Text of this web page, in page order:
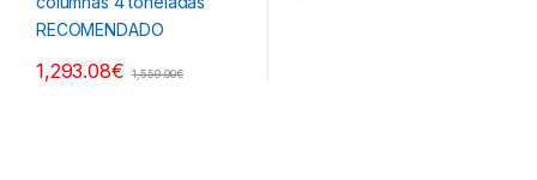
1,293.08€ 1,559.00€